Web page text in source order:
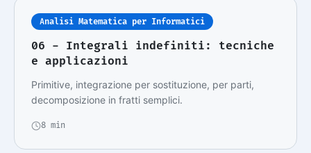
Analisi Matematica per Informatici
06 - Integrali indefiniti: tecniche
e applicazioni
Primitive, integrazione per sostituzione, per parti,
decomposizione in fratti semplici.
8 min